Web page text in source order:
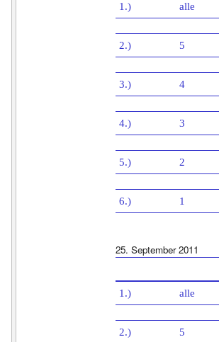
1.) alle
2.) 5
3.) 4
4.) 3
5.) 2
6.) 1
25. September 2011
1.) alle
2.) 5